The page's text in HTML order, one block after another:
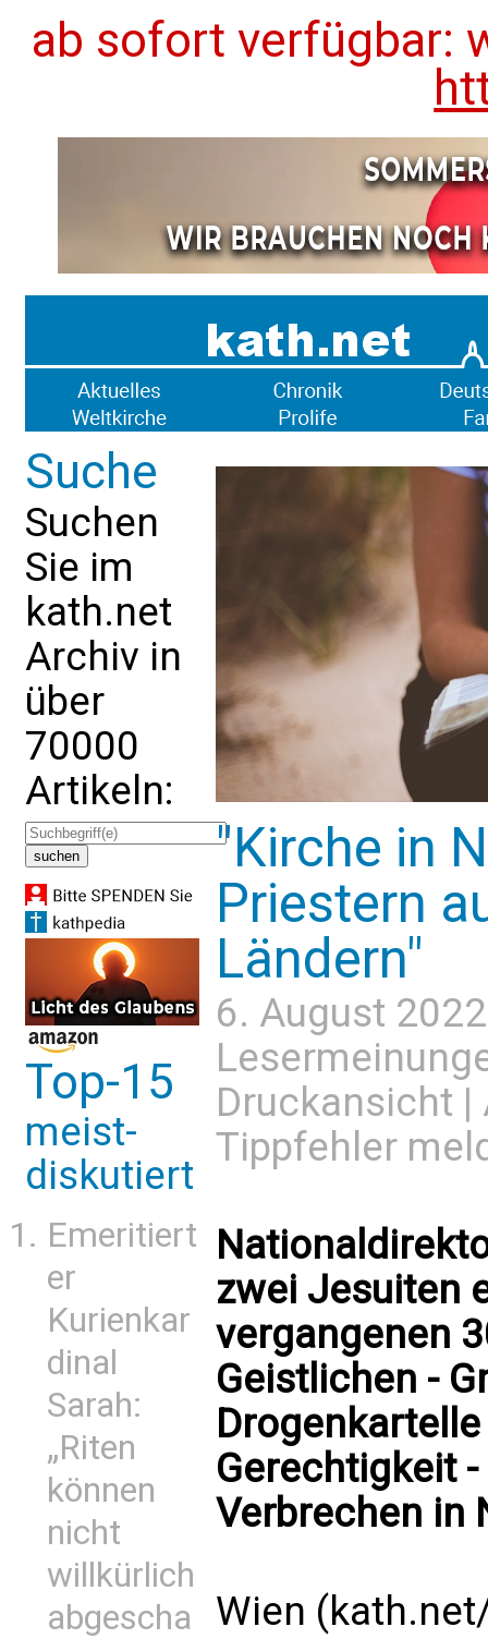
ab sofort verfügbar:
Suche
Suchen
Sie im
kath.net
Archiv in
über
70000
Artikeln:
Top-15
meist-
diskutiert
Emeritiert
er
Kurienkar
dinal
Sarah:
„Riten
können
nicht
willkürlich
abgescha
"Kirche in
Priestern
Ländern"
6. August
Druckansicht |
Tippfehler
zwei Jesuiten
vergangenen
Geistlichen -
Gerechtigkeit
Verbrechen in
Wien